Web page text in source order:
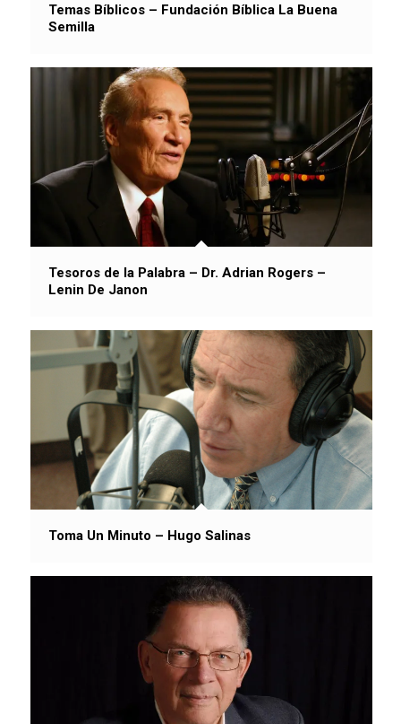
Temas Bíblicos – Fundación Bíblica La Buena
Semilla
Tesoros de la Palabra – Dr. Adrian Rogers –
Lenin De Janon
Toma Un Minuto – Hugo Salinas